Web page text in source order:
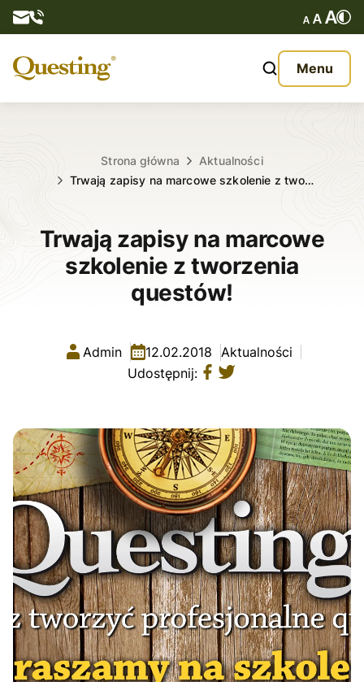
Menu
O nas
Kontakt
Strona główna
Aktualności
Trwają zapisy na marcowe szkolenie z two…
Trwają zapisy na marcowe
szkolenie z tworzenia
questów!
Admin 12.02.2018 Aktualności
Udostępnij: